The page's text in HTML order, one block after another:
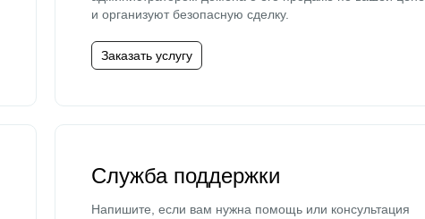
и организуют безопасную сделку.
Заказать услугу
Служба поддержки
Напишите, если вам нужна помощь или консультация